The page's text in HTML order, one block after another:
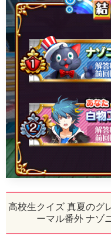
高校生クイズ 真夏のグ
ーマル番外 ナゾ